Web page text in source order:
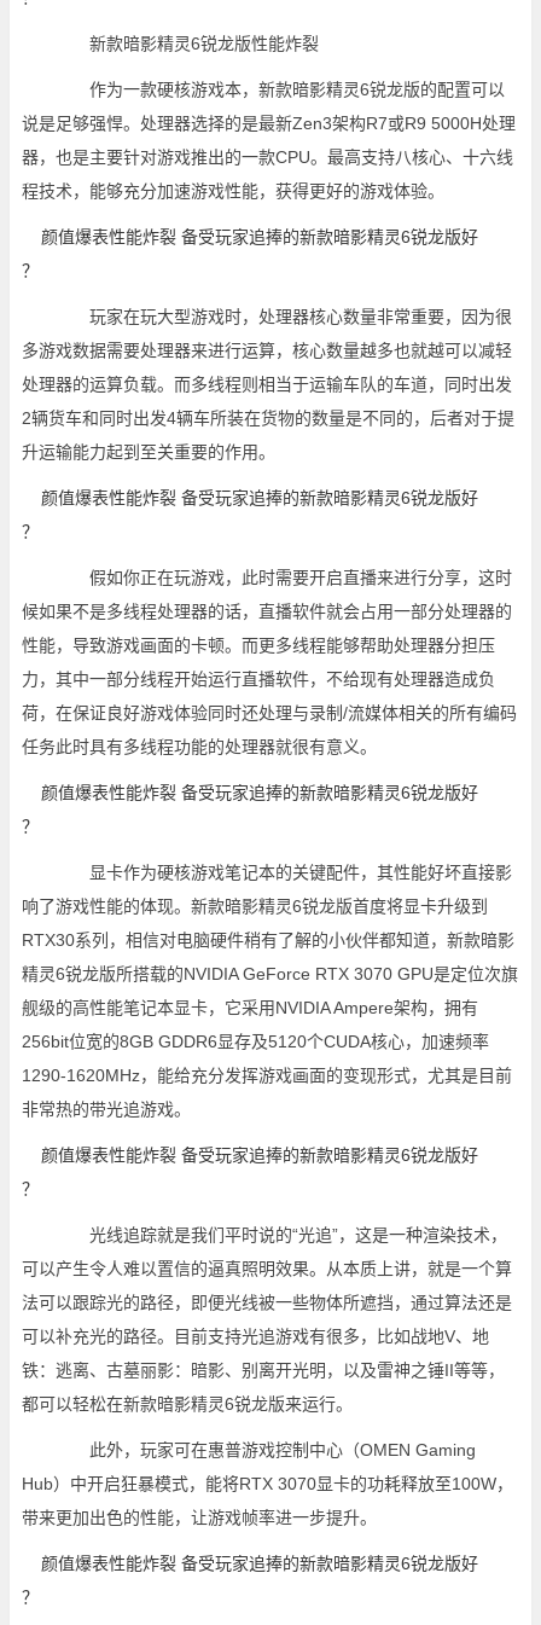
新款暗影精灵6锐龙版性能炸裂
作为一款硬核游戏本，新款暗影精灵6锐龙版的配置可以
说是足够强悍。处理器选择的是最新Zen3架构R7或R9 5000H处理
器，也是主要针对游戏推出的一款CPU。最高支持八核心、十六线
程技术，能够充分加速游戏性能，获得更好的游戏体验。
玩家在玩大型游戏时，处理器核心数量非常重要，因为很
多游戏数据需要处理器来进行运算，核心数量越多也就越可以减轻
处理器的运算负载。而多线程则相当于运输车队的车道，同时出发
2辆货车和同时出发4辆车所装在货物的数量是不同的，后者对于提
升运输能力起到至关重要的作用。
假如你正在玩游戏，此时需要开启直播来进行分享，这时
候如果不是多线程处理器的话，直播软件就会占用一部分处理器的
性能，导致游戏画面的卡顿。而更多线程能够帮助处理器分担压
力，其中一部分线程开始运行直播软件，不给现有处理器造成负
荷，在保证良好游戏体验同时还处理与录制/流媒体相关的所有编码
任务此时具有多线程功能的处理器就很有意义。
显卡作为硬核游戏笔记本的关键配件，其性能好坏直接影
响了游戏性能的体现。新款暗影精灵6锐龙版首度将显卡升级到
RTX30系列，相信对电脑硬件稍有了解的小伙伴都知道，新款暗影
精灵6锐龙版所搭载的NVIDIA GeForce RTX 3070 GPU是定位次旗
舰级的高性能笔记本显卡，它采用NVIDIA Ampere架构，拥有
256bit位宽的8GB GDDR6显存及5120个CUDA核心，加速频率
1290-1620MHz，能给充分发挥游戏画面的变现形式，尤其是目前
非常热的带光追游戏。
光线追踪就是我们平时说的“光追”，这是一种渲染技术，
可以产生令人难以置信的逼真照明效果。从本质上讲，就是一个算
法可以跟踪光的路径，即便光线被一些物体所遮挡，通过算法还是
可以补充光的路径。目前支持光追游戏有很多，比如战地V、地
铁：逃离、古墓丽影：暗影、别离开光明，以及雷神之锤II等等，
都可以轻松在新款暗影精灵6锐龙版来运行。
此外，玩家可在惠普游戏控制中心（OMEN Gaming
Hub）中开启狂暴模式，能将RTX 3070显卡的功耗释放至100W，
带来更加出色的性能，让游戏帧率进一步提升。